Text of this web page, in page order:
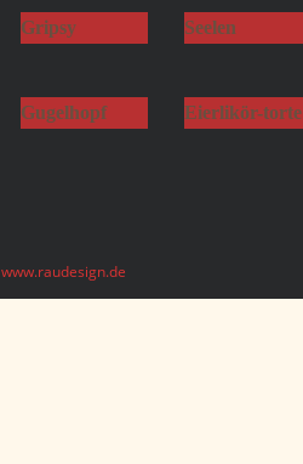
Gripsy Seelen
Gugelhopf Eierlikör-torte
www.raudesign.de